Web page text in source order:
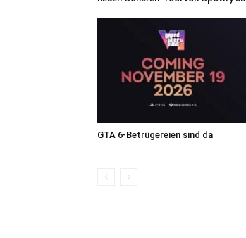
GTA 6-Betrügereien sind da